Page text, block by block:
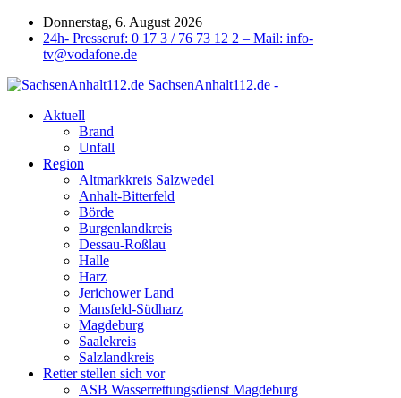
Donnerstag, 6. August 2026
24h- Presseruf: 0 17 3 / 76 73 12 2 – Mail: info-
tv@vodafone.de
SachsenAnhalt112.de -
Aktuell
Brand
Unfall
Region
Altmarkkreis Salzwedel
Anhalt-Bitterfeld
Börde
Burgenlandkreis
Dessau-Roßlau
Halle
Harz
Jerichower Land
Mansfeld-Südharz
Magdeburg
Saalekreis
Salzlandkreis
Retter stellen sich vor
ASB Wasserrettungsdienst Magdeburg